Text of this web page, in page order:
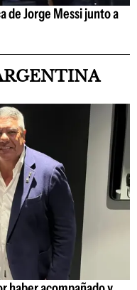
de Jorge Messi junto a